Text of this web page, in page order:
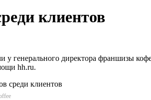
клиентов
у генерального директора франшизы
hh.ru.